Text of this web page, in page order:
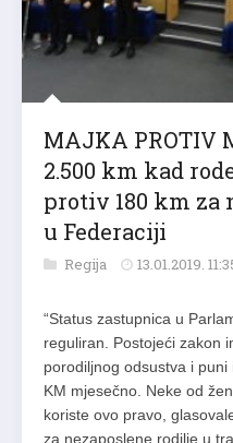
MAJKA PROTIV
2.500 km kad
protiv 180 km za
u Federaciji
Regija 13.01.2019.
“Status zastupnica u
reguliran. Postojeći zakon
porodiljnog odsustva i
KM mjesečno. Neke od
koriste ovo pravo,
za nezaposlene rodilje u